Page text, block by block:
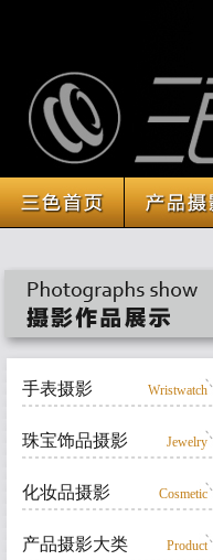
手表摄影 Wristwatch
珠宝饰品摄影 Jewelry
化妆品摄影 Cosmetic
产品摄影大类 Product